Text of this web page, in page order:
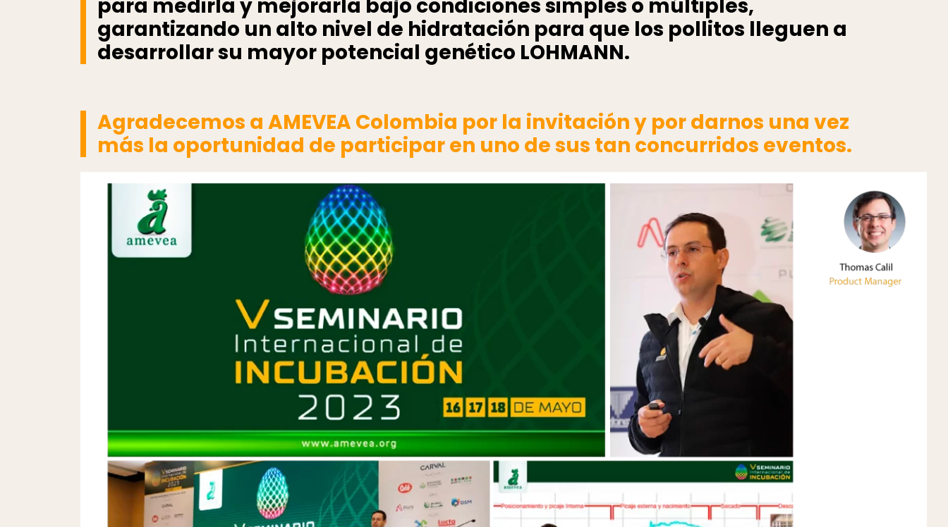
para medirla y mejorarla bajo condiciones simples o múltiples,
garantizando un alto nivel de hidratación para que los pollitos lleguen a
desarrollar su mayor potencial genético LOHMANN.
Agradecemos a AMEVEA Colombia por la invitación y por darnos una vez
más la oportunidad de participar en uno de sus tan concurridos eventos.